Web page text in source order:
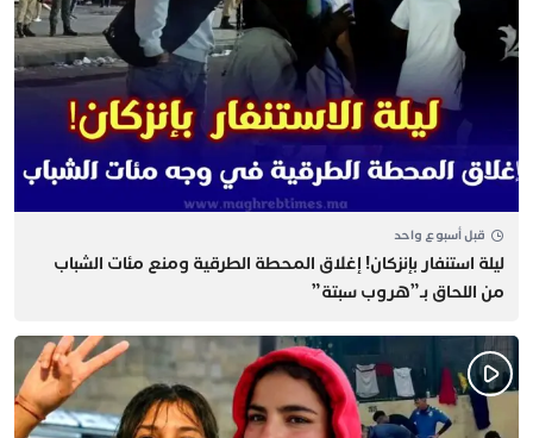
قبل أسبوع واحد
​ليلة استنفار بإنزكان! إغلاق المحطة الطرقية ومنع مئات الشباب
من اللحاق بـ”هروب سبتة”